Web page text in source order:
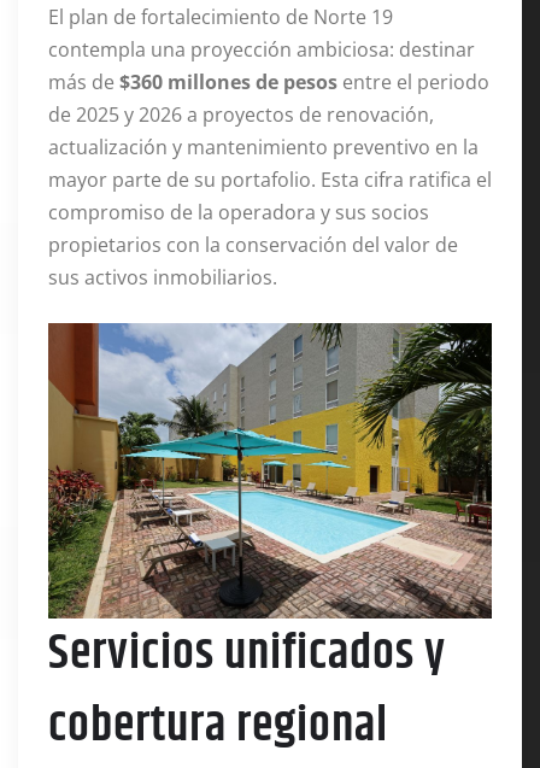
El plan de fortalecimiento de Norte 19
contempla una proyección ambiciosa: destinar
más de $360 millones de pesos entre el periodo
de 2025 y 2026 a proyectos de renovación,
actualización y mantenimiento preventivo en la
mayor parte de su portafolio. Esta cifra ratifica el
compromiso de la operadora y sus socios
propietarios con la conservación del valor de
sus activos inmobiliarios.
Servicios unificados y
cobertura regional